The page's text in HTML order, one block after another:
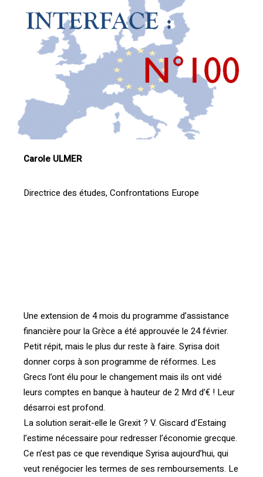
Carole ULMER
Directrice des études, Confrontations Europe
Une extension de 4 mois du programme d’assistance
financière pour la Grèce a été approuvée le 24 février.
Petit répit, mais le plus dur reste à faire. Syrisa doit
donner corps à son programme de réformes. Les
Grecs l’ont élu pour le changement mais ils ont vidé
leurs comptes en banque à hauteur de 2 Mrd d’€ ! Leur
désarroi est profond.
La solution serait-elle le Grexit ? V. Giscard d’Estaing
l’estime nécessaire pour redresser l’économie grecque.
Ce n’est pas ce que revendique Syrisa aujourd’hui, qui
veut renégocier les termes de ses remboursements. Le